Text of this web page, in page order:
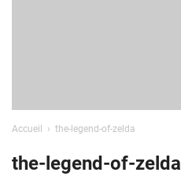
Accueil the-legend-of-zelda
the-legend-of-zelda